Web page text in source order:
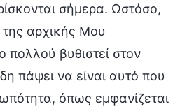
σήμερα. Ωστόσο,
αρχικής Μου
πολλού βυθιστεί στον
πάψει να είναι αυτό που
όπως εμφανίζεται